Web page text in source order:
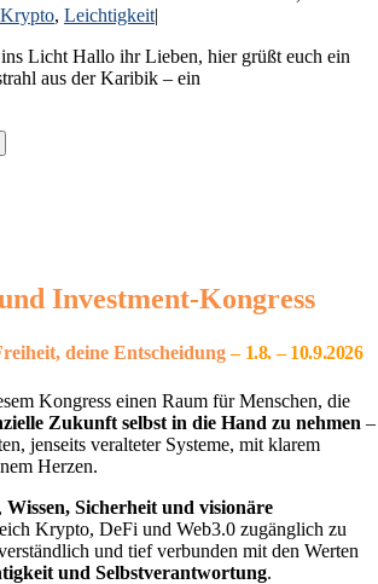
Krypto, Leichtigkeit|
Licht Hallo ihr Lieben, hier grüßt euch ein
aus der Karibik – ein
Investment-Kongress
deine Entscheidung – 1.8. – 10.9.2026
Kongress einen Raum für Menschen, die
Zukunft selbst in die Hand zu nehmen –
jenseits veralteter Systeme, mit klarem
Herzen.
Wissen, Sicherheit und visionäre
Krypto, DeFi und Web3.0 zugänglich zu
und tief verbunden mit den Werten
und Selbstverantwortung.